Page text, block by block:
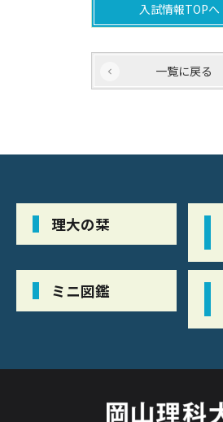
入試情報TOPへ
一覧に戻る
理大の栞
ミニ図鑑